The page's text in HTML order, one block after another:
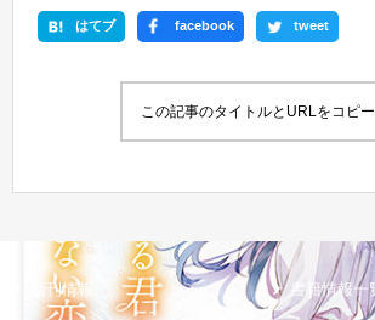
はてブ facebook tweet
この記事のタイトルとURLをコピ
新刊情報 書籍情報一